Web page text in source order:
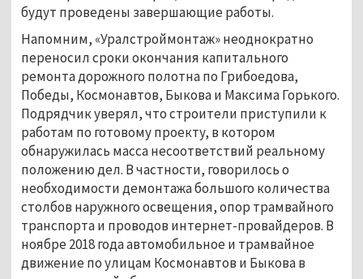
будут проведены завершающие работы.
Напомним, «Уралстроймонтаж» неоднократно
переносил сроки окончания капитального
ремонта дорожного полотна по Грибоедова,
Победы, Космонавтов, Быкова и Максима Горького.
Подрядчик уверял, что строители приступили к
работам по готовому проекту, в котором
обнаружилась масса несоответствий реальному
положению дел. В частности, говорилось о
необходимости демонтажа большого количества
столбов наружного освещения, опор трамвайного
транспорта и проводов интернет-провайдеров. В
ноябре 2018 года автомобильное и трамвайное
движение по улицам Космонавтов и Быкова в